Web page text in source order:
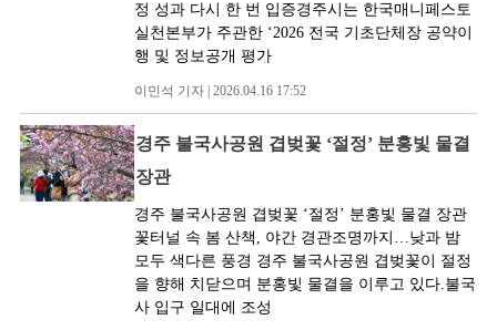
정 성과 다시 한 번 입증경주시는 한국매니페스토
실천본부가 주관한 ‘2026 전국 기초단체장 공약이
행 및 정보공개 평가
이민석 기자 | 2026.04.16 17:52
경주 불국사공원 겹벚꽃 ‘절정’ 분홍빛 물결
장관
경주 불국사공원 겹벚꽃 ‘절정’ 분홍빛 물결 장관
꽃터널 속 봄 산책, 야간 경관조명까지…낮과 밤
모두 색다른 풍경 경주 불국사공원 겹벚꽃이 절정
을 향해 치닫으며 분홍빛 물결을 이루고 있다.불국
사 입구 일대에 조성